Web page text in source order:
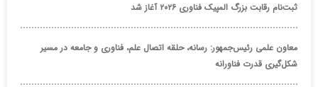
ثبت‌نام رقابت بزرگ المپیک فناوری ۲۰۲۶ آغاز شد
معاون علمی رئیس‌جمهور: رسانه، حلقه اتصال علم، فناوری و جامعه در مسیر
شکل‌گیری قدرت فناورانه